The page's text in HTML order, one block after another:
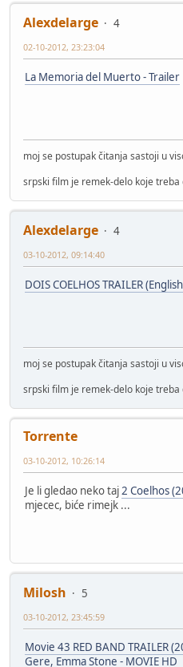
Alexdelarge
4
02-10-2012, 23:23:04
La Memoria del Muerto - Trailer
moj se postupak čitanja sastoji u
srpski film je remek-delo koje
Alexdelarge
4
03-10-2012, 09:14:40
DOIS COELHOS TRAILER
moj se postupak čitanja sastoji u
srpski film je remek-delo koje
Torrente
03-10-2012, 10:26:14
Je li gledao neko taj2 Coelhos
mjecec, biće rimejk ...
Milosh
5
03-10-2012, 23:45:59
Movie 43 RED BAND TRAILER
Gere, Emma Stone - MOVIE HD